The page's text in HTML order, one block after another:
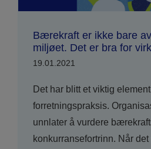
Bærekraft er ikke bare
miljøet. Det er bra for
19.01.2021
Det har blitt et viktig
forretningspraksis.
unnlater å vurdere
konkurransefortrinn. Når